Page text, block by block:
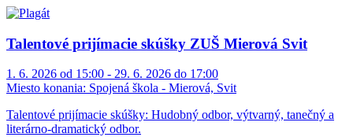
Talentové prijímacie skúšky ZUŠ Mierová Svit
1. 6. 2026 od 15:00 - 29. 6. 2026 do 17:00
Miesto konania: Spojená škola - Mierová, Svit
Talentové prijímacie skúšky: Hudobný odbor, výtvarný, tanečný a
literárno-dramatický odbor.